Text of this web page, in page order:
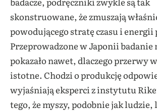
skonstruowane, że zmuszają
powodującego stratę czasu i energii
Przeprowadzone w Japonii badanie
pokazało nawet, dlaczego przerwy
istotne. Chodzi o produkcję
wyjaśniają eksperci z instytutu
tego, że myszy, podobnie jak ludzie,